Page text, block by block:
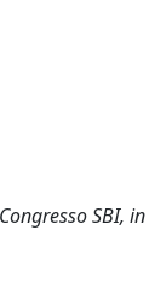
SBI,